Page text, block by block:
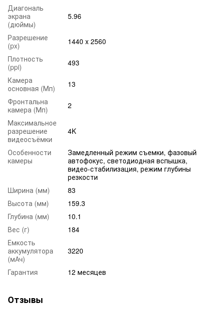
Диагональ
экрана
(дюймы)
5.96
Разрешение
(px)
1440 x 2560
Плотность
(ppi)
493
Камера
основная (Мп)
13
Фронтальна
камера (Мп)
2
Максимальное
разрешение
видеосъёмки
4K
Особенности
камеры
Замедленный режим съемки, фазовый
автофокус, светодиодная вспышка,
видео-стабилизация, режим глубины
резкости
Ширина (мм)
83
Высота (мм)
159.3
Глубина (мм)
10.1
Вес (г)
184
Емкость
аккумулятора
(мАч)
3220
Гарантия 12 месяцев
Отзывы